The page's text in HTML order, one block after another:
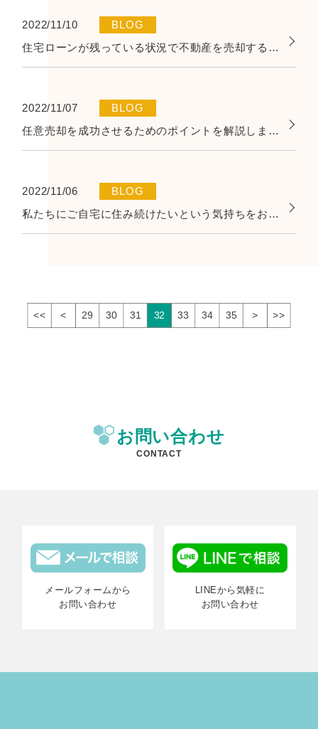
2022/11/10
BLOG
住宅ローンが残っている状況で不動産を売却することは困難！？
2022/11/07
BLOG
任意売却を成功させるためのポイントを解説します！
2022/11/06
BLOG
私たちにご自宅に住み続けたいという気持ちをお話しください！！
<< < 29 30 31 32 33 34 35 > >>
お問い合わせ
CONTACT
メールフォームから
お問い合わせ
LINEから気軽に
お問い合わせ